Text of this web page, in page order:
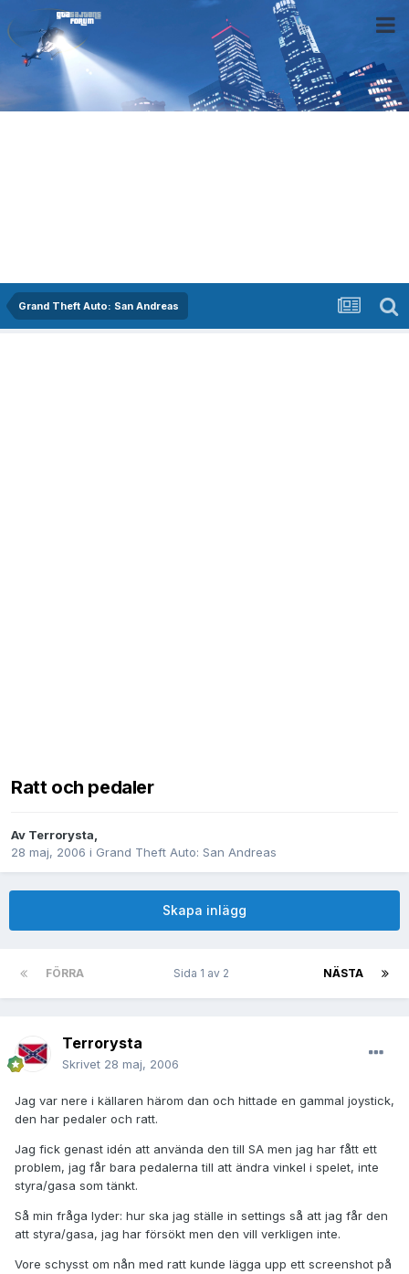
Grand Theft Auto: San Andreas
Ratt och pedaler
Av Terrorysta,
28 maj, 2006 i Grand Theft Auto: San Andreas
Skapa inlägg
FÖRRA NÄSTA
Sida 1 av 2
Terrorysta
Skrivet 28 maj, 2006
Jag var nere i källaren härom dan och hittade en gammal joystick,
den har pedaler och ratt.
Jag fick genast idén att använda den till SA men jag har fått ett
problem, jag får bara pedalerna till att ändra vinkel i spelet, inte
styra/gasa som tänkt.
Så min fråga lyder: hur ska jag ställe in settings så att jag får den
att styra/gasa, jag har försökt men den vill verkligen inte.
Vore schysst om nån med ratt kunde lägga upp ett screenshot på